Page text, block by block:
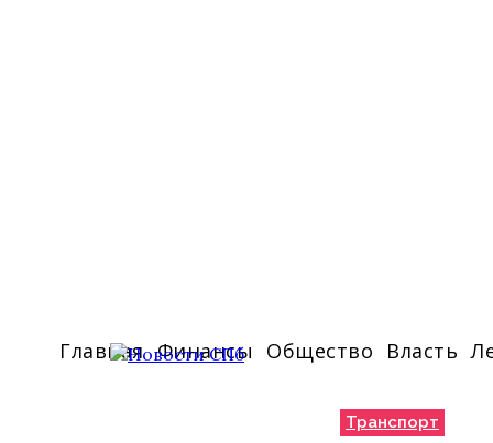
Главная Финансы Общество Власть
Транспорт